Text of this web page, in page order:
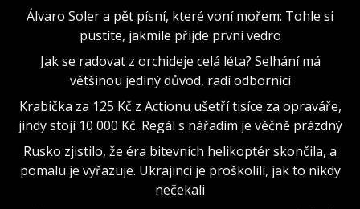
Álvaro Soler a pět písní, které voní mořem: Tohle si
pustíte, jakmile přijde první vedro
Jak se radovat z orchideje celá léta? Selhání má
většinou jediný důvod, radí odborníci
Krabička za 125 Kč z Actionu ušetří tisíce za opraváře,
jindy stojí 10 000 Kč. Regál s nářadím je věčně prázdný
Rusko zjistilo, že éra bitevních helikoptér skončila, a
pomalu je vyřazuje. Ukrajinci je proškolili, jak to nikdy
nečekali